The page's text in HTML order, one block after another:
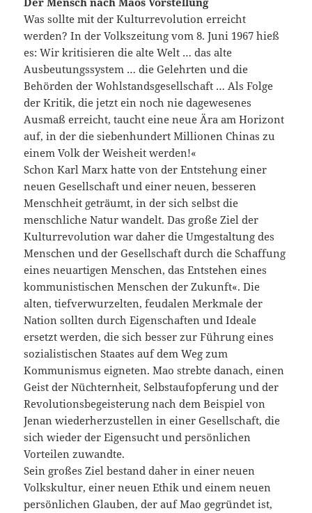
Was sollte mit der Kulturrevolution erreicht
werden? In der Volkszeitung vom 8. Juni 1967 hieß
es: Wir kritisieren die alte Welt … das alte
Ausbeutungssystem … die Gelehrten und die
Behörden der Wohlstandsgesellschaft … Als Folge
der Kritik, die jetzt ein noch nie dagewesenes
Ausmaß erreicht, taucht eine neue Ära am Horizont
auf, in der die siebenhundert Millionen Chinas zu
einem Volk der Weisheit werden!«
Schon Karl Marx hatte von der Entstehung einer
neuen Gesellschaft und einer neuen, besseren
Menschheit geträumt, in der sich selbst die
menschliche Natur wandelt. Das große Ziel der
Kulturrevolution war daher die Umgestaltung des
Menschen und der Gesellschaft durch die Schaffung
eines neuartigen Menschen, das Entstehen eines
kommunistischen Menschen der Zukunft«. Die
alten, tiefverwurzelten, feudalen Merkmale der
Nation sollten durch Eigenschaften und Ideale
ersetzt werden, die sich besser zur Führung eines
sozialistischen Staates auf dem Weg zum
Kommunismus eigneten. Mao strebte danach, einen
Geist der Nüchternheit, Selbstaufopferung und der
Revolutionsbegeisterung nach dem Beispiel von
Jenan wiederherzustellen in einer Gesellschaft, die
sich wieder der Eigensucht und persönlichen
Vorteilen zuwandte.
Sein großes Ziel bestand daher in einer neuen
Volkskultur, einer neuen Ethik und einem neuen
persönlichen Glauben, der auf Mao gegründet ist,